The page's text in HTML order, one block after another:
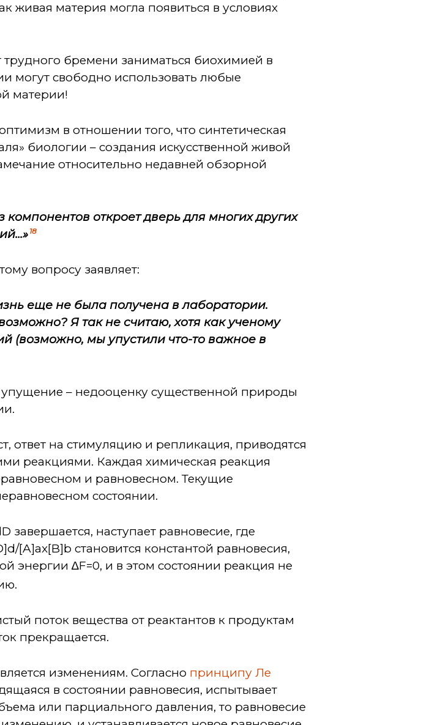
живая материя могла появиться в условиях
трудного бремени заниматься биохимией в
могут свободно использовать любые
материи!
в отношении того, что синтетическая
биологии – создания искусственной живой
относительно недавней обзорной
компонентов откроет дверь для многих других
18
вопросу заявляет:
еще не была получена в лаборатории.
Я так не считаю, хотя как ученому
(возможно, мы упустили что-то важное в
упущение – недооценку существенной природы
ответ на стимуляцию и репликация, приводятся
реакциями. Каждая химическая реакция
и равновесном. Текущие
состоянии.
завершается, наступает равновесие, где
[A]ax[B]b становится константой равновесия,
энергии ∆F=0, и в этом состоянии реакция не
поток вещества от реактантов к продуктам
прекращается.
изменениям. Согласно принципу Ле
в состоянии равновесия, испытывает
или парциального давления, то равновесие